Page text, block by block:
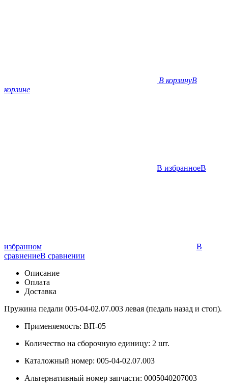
В корзинуВ
корзине
В избранноеВ
избранном
В
сравнениеВ сравнении
Описание
Оплата
Доставка
Пружина педали 005-04-02.07.003 левая (педаль назад и стоп).
Применяемость: ВП-05
Количество на сборочную единицу: 2 шт.
Каталожный номер: 005-04-02.07.003
Альтернативный номер запчасти: 0005040207003